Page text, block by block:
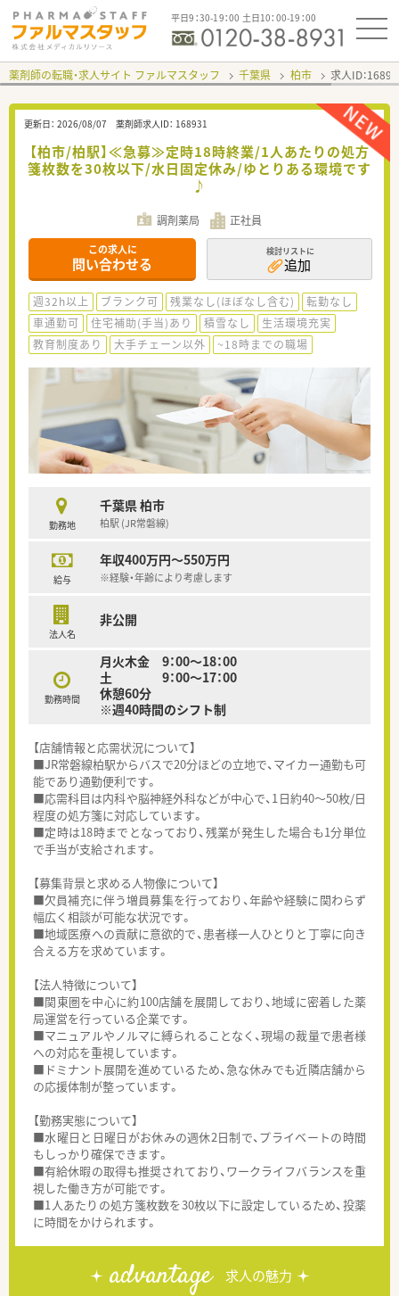
平日9：30-19：00 土日10：00-19：00
薬剤師の転職・求人サイト ファルマスタッフ 千葉県 柏市 求人ID：
更新日： 2026/08/07 薬剤師求人ID： 168931
【柏市/柏駅】≪急募≫定時18時終業/1人あたりの処方
箋枚数を30枚以下/水日固定休み/ゆとりある環境です
♪
調剤薬局 正社員
この求人に
問い合わせる
検討リストに
追加
週32h以上 ブランク可 残業なし(ほぼなし含む)
転勤なし
車通勤可
住宅補助(手当)あり 積雪なし
生活環境充実
教育制度あり
大手チェーン以外 ~18時までの職場
勤務地
千葉県 柏市
柏駅 (JR常磐線)
給与
年収400万円～550万円
※経験・年齢により考慮します
法人名
非公開
勤務時間
月火木金 9：00～18：00
土 9：00～17：00
休憩60分
※週40時間のシフト制
【店舗情報と応需状況について】
■JR常磐線柏駅からバスで20分ほどの立地で、マイカー通勤も可
能であり通勤便利です。
■応需科目は内科や脳神経外科などが中心で、1日約40～50枚/日
程度の処方箋に対応しています。
■定時は18時までとなっており、残業が発生した場合も1分単位
で手当が支給されます。
【募集背景と求める人物像について】
■欠員補充に伴う増員募集を行っており、年齢や経験に関わらず
幅広く相談が可能な状況です。
■地域医療への貢献に意欲的で、患者様一人ひとりと丁寧に向き
合える方を求めています。
【法人特徴について】
■関東圏を中心に約100店舗を展開しており、地域に密着した薬
局運営を行っている企業です。
■マニュアルやノルマに縛られることなく、現場の裁量で患者様
への対応を重視しています。
■ドミナント展開を進めているため、急な休みでも近隣店舗から
の応援体制が整っています。
【勤務実態について】
■水曜日と日曜日がお休みの週休2日制で、プライベートの時間
もしっかり確保できます。
■有給休暇の取得も推奨されており、ワークライフバランスを重
視した働き方が可能です。
■1人あたりの処方箋枚数を30枚以下に設定しているため、投薬
に時間をかけられます。
advantage 求人の魅力